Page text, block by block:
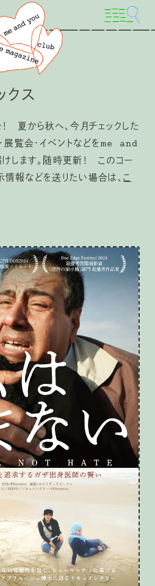
クス
夏から秋へ、今月チェックした
展覧会・イベントなどをme and
します。随時更新！ このコー
情報などを送りたい場合は、こ